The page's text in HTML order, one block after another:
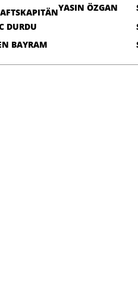
YASIN ÖZGAN
DURDU
BAYRAM